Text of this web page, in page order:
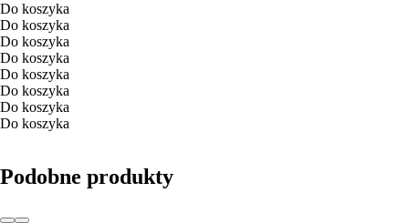
Do koszyka
Do koszyka
Do koszyka
Do koszyka
Do koszyka
Do koszyka
Do koszyka
Do koszyka
Podobne produkty